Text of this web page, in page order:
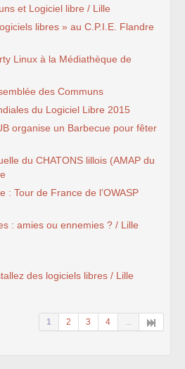
et Logiciel libre / Lille
libres » au C.P.I.E. Flandre
Linux à la Médiathèque de
des Communs
du Logiciel Libre 2015
organise un Barbecue pour fêter
du CHATONS lillois (AMAP du
: Tour de France de l’OWASP
: amies ou ennemies ? / Lille
des logiciels libres / Lille
1 2 3 4